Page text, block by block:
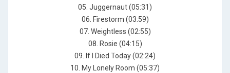
05. Juggernaut (05:31)
06. Firestorm (03:59)
07. Weightless (02:55)
08. Rosie (04:15)
09. If I Died Today (02:24)
10. My Lonely Room (05:37)